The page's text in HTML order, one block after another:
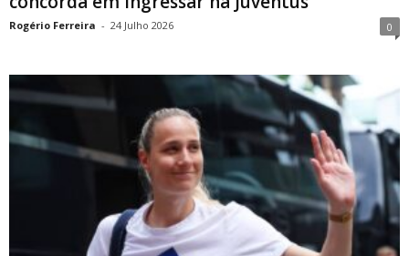
Rogério Ferreira - 24 Julho 2026 0